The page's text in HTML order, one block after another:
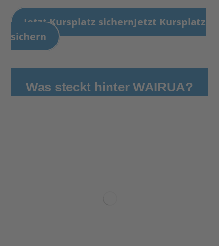
Jetzt Kursplatz sichernJetzt Kursplatz
sichern
Was steckt hinter WAIRUA?